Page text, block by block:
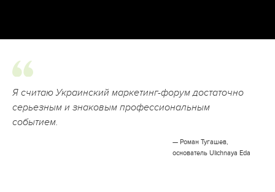
Я считаю Украинский маркетинг-форум достаточно
серьезным и знаковым профессиональным
событием.
— Роман Тугашев,
основатель Ulichnaya Eda